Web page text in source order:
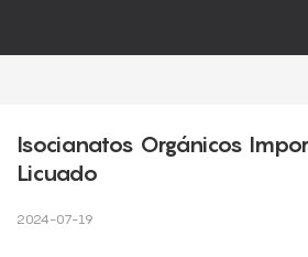
Isocianatos Orgánicos
Licuado
2024-07-19